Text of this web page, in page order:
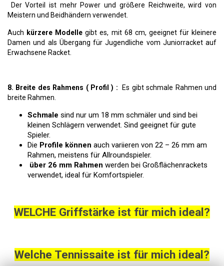
Der Vorteil ist mehr Power und größere Reichweite, wird von
Meistern und Beidhändern verwendet.
Auch kürzere Modelle gibt es, mit 68 cm, geeignet für kleinere
Damen und als Übergang für Jugendliche vom Juniorracket auf
Erwachsene Racket.
8. Breite des Rahmens ( Profil ) : Es gibt schmale Rahmen und
breite Rahmen.
Schmale sind nur um 18 mm schmäler und sind bei
kleinen Schlägern verwendet. Sind geeignet für gute
Spieler.
Die Profile können auch variieren von 22 – 26 mm am
Rahmen, meistens für Allroundspieler.
über 26 mm Rahmen werden bei Großflächenrackets
verwendet, ideal für Komfortspieler.
WELCHE Griffstärke ist für mich ideal?
Welche Tennissaite ist für mich ideal?